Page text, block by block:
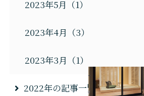
2023年5月（1）
2023年4月（3）
2023年3月（1）
2022年の記事一覧（14）